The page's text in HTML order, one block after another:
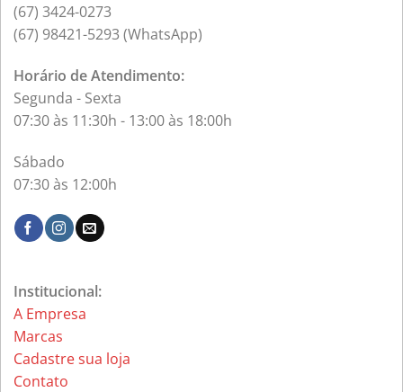
(67) 3424-0273
(67) 98421-5293 (WhatsApp)
Horário de Atendimento:
Segunda - Sexta
07:30 às 11:30h - 13:00 às 18:00h
Sábado
07:30 às 12:00h
Institucional:
A Empresa
Marcas
Cadastre sua loja
Contato